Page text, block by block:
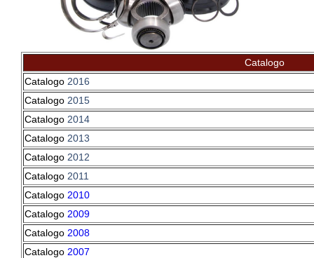
Catalogo
Catalogo 2016
Catalogo2015
Catalogo2014
Catalogo2013
Catalogo2012
Catalogo2011
Catalogo2010
Catalogo2009
Catalogo 2008
Catalogo2007